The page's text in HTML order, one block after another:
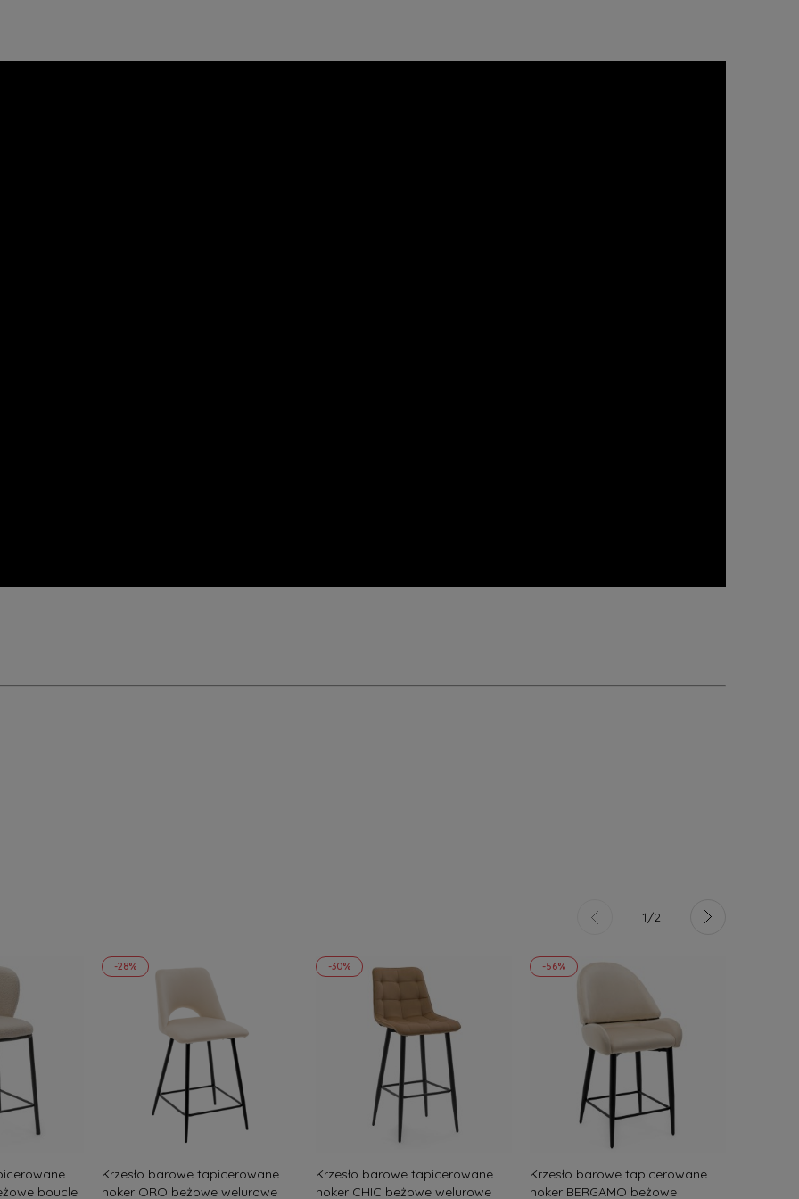
1/2
boucle
Krzesło barowe tapicerowane
hoker ORO beżowe welurowe
-28%
Krzesło barowe tapicerowane
hoker CHIC beżowe welurowe
-30%
Krzesło barowe tapicerowane
hoker BERGAMO beżowe
-56%